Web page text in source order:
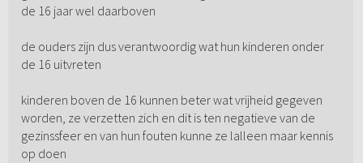
de 16 jaar wel daarboven
de ouders zijn dus verantwoordig wat hun kinderen onder
de 16 uitvreten
kinderen boven de 16 kunnen beter wat vrijheid gegeven
worden, ze verzetten zich en dit is ten negatieve van de
gezinssfeer en van hun fouten kunne ze lalleen maar kennis
op doen